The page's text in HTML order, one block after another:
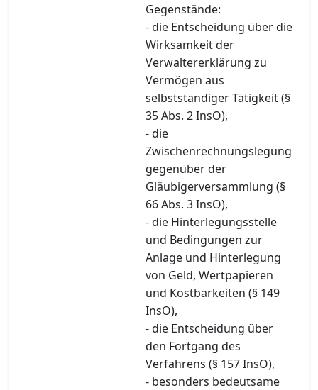
Gegenstände:
- die Entscheidung über die
Wirksamkeit der
Verwaltererklärung zu
Vermögen aus
selbstständiger Tätigkeit (§
35 Abs. 2 InsO),
- die
Zwischenrechnungslegung
gegenüber der
Gläubigerversammlung (§
66 Abs. 3 InsO),
- die Hinterlegungsstelle
und Bedingungen zur
Anlage und Hinterlegung
von Geld, Wertpapieren
und Kostbarkeiten (§ 149
InsO),
- die Entscheidung über
den Fortgang des
Verfahrens (§ 157 InsO),
- besonders bedeutsame